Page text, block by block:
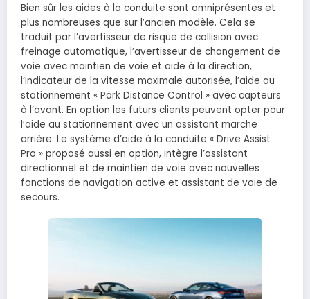
Bien sûr les aides à la conduite sont omniprésentes et
plus nombreuses que sur l’ancien modèle. Cela se
traduit par l’avertisseur de risque de collision avec
freinage automatique, l’avertisseur de changement de
voie avec maintien de voie et aide à la direction,
l’indicateur de la vitesse maximale autorisée, l’aide au
stationnement « Park Distance Control » avec capteurs
à l’avant. En option les futurs clients peuvent opter pour
l’aide au stationnement avec un assistant marche
arrière. Le système d’aide à la conduite « Drive Assist
Pro » proposé aussi en option, intègre l’assistant
directionnel et de maintien de voie avec nouvelles
fonctions de navigation active et assistant de voie de
secours.